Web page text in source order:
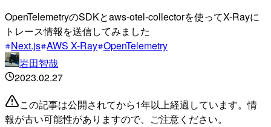
OpenTelemetryのSDKとaws-otel-collectorを使ってX-Rayに
トレース情報を送信してみました
Next.js AWS X-Ray OpenTelemetry
岩田智哉
2023.02.27
この記事は公開されてから1年以上経過しています。情
報が古い可能性がありますので、ご注意ください。